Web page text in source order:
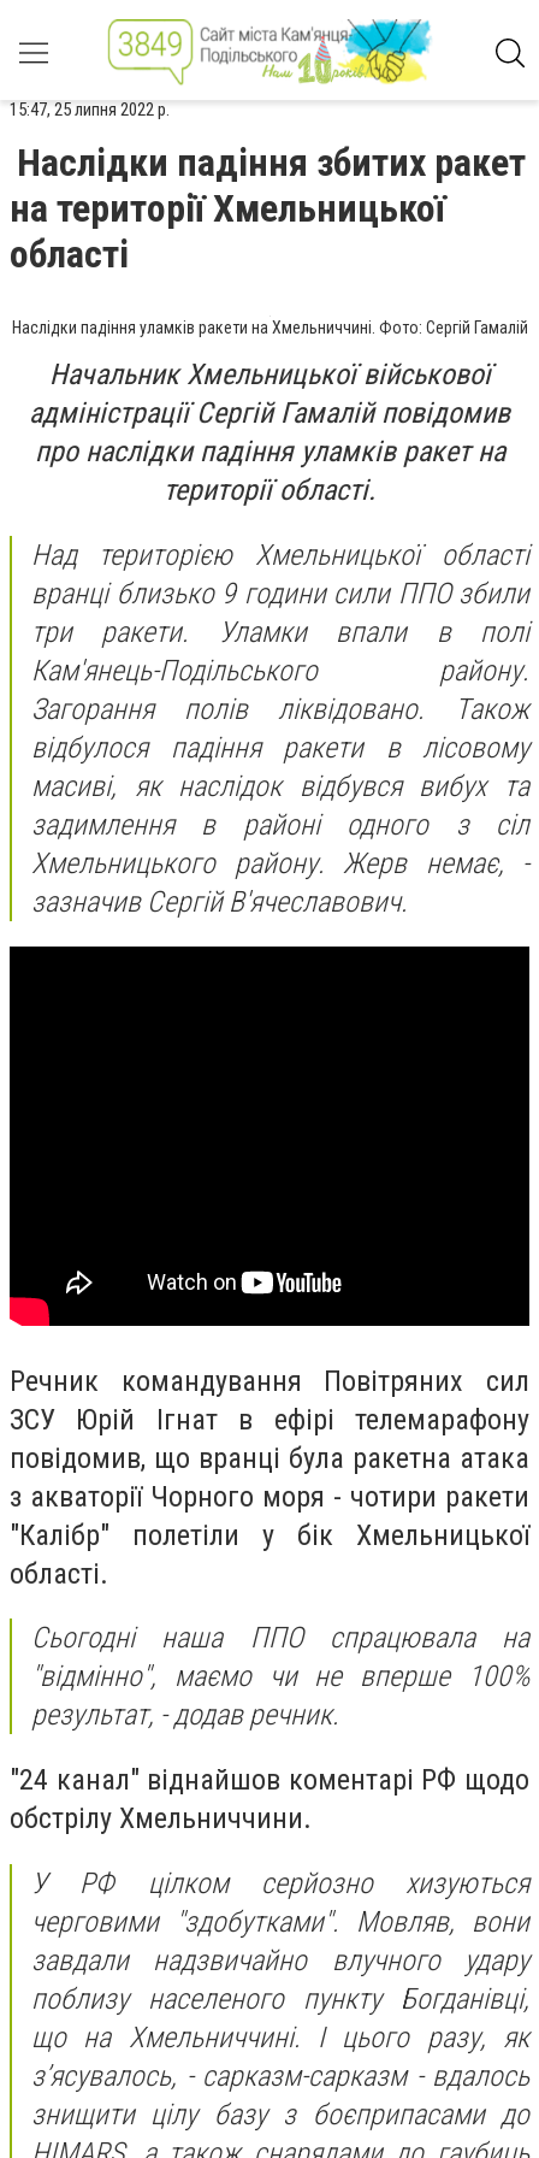
15:47, 25 липня 2022 р.
Наслідки падіння збитих ракет
на території Хмельницької
області
Наслідки падіння уламків ракети на Хмельниччині. Фото: Сергій Гамалій
Начальник Хмельницької військової
адміністрації Сергій Гамалій повідомив
про наслідки падіння уламків ракет на
території області.
Над територією Хмельницької області
вранці близько 9 години сили ППО збили
три ракети. Уламки впали в полі
Кам'янець-Подільського району.
Загорання полів ліквідовано. Також
відбулося падіння ракети в лісовому
масиві, як наслідок відбувся вибух та
задимлення в районі одного з сіл
Хмельницького району. Жерв немає, -
зазначив Сергій В'ячеславович.
Речник командування Повітряних сил
ЗСУ Юрій Ігнат в ефірі телемарафону
повідомив, що вранці була ракетна атака
з акваторії Чорного моря - чотири ракети
"Калібр" полетіли у бік Хмельницької
області.
Сьогодні наша ППО спрацювала на
"відмінно", маємо чи не вперше 100%
результат, - додав речник.
"24 канал" віднайшов коментарі РФ щодо
обстрілу Хмельниччини.
У РФ цілком серйозно хизуються
черговими "здобутками". Мовляв, вони
завдали надзвичайно влучного удару
поблизу населеного пункту Богданівці,
що на Хмельниччині. І цього разу, як
з’ясувалось, - сарказм-сарказм - вдалось
знищити цілу базу з боєприпасами до